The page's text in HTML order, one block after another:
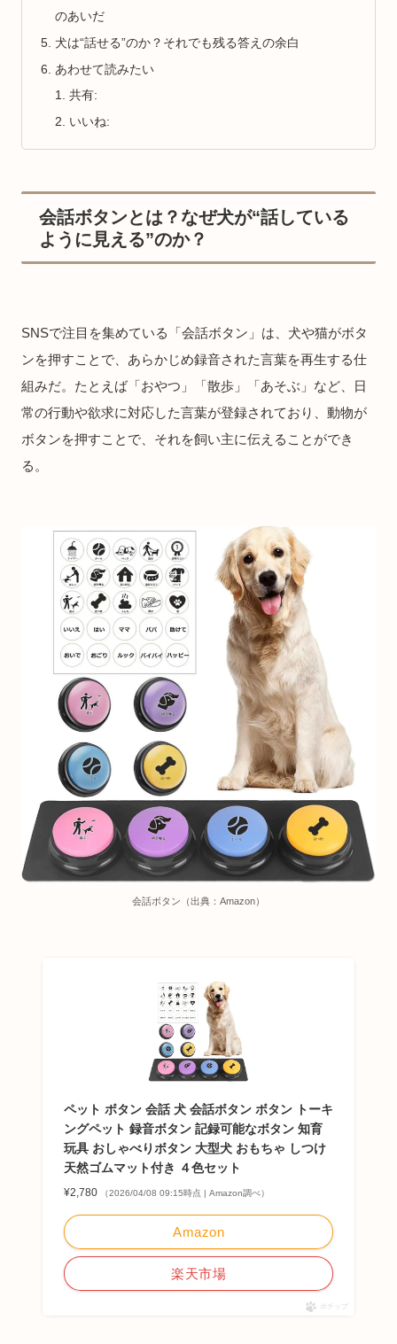
のあいだ
犬は“話せる”のか？それでも残る答えの余白
あわせて読みたい
共有:
いいね:
会話ボタンとは？なぜ犬が“話している
ように見える”のか？
SNSで注目を集めている「会話ボタン」は、犬や猫がボタ
ンを押すことで、あらかじめ録音された言葉を再生する仕
組みだ。たとえば「おやつ」「散歩」「あそぶ」など、日
常の行動や欲求に対応した言葉が登録されており、動物が
ボタンを押すことで、それを飼い主に伝えることができ
る。
会話ボタン（出典：Amazon）
ペット ボタン 会話 犬 会話ボタン ボタン トーキ
ングペット 録音ボタン 記録可能なボタン 知育
玩具 おしゃべりボタン 大型犬 おもちゃ しつけ
天然ゴムマット付き ４色セット
¥2,780 （2026/04/08 09:15時点 | Amazon調べ）
Amazon
楽天市場
ポチップ